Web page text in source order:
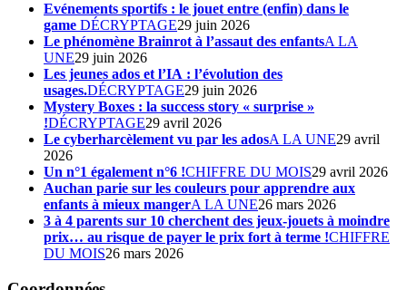
Evénements sportifs : le jouet entre (enfin) dans le
game DÉCRYPTAGE29 juin 2026
Le phénomène Brainrot à l’assaut des enfantsA LA
UNE29 juin 2026
Les jeunes ados et l’IA : l’évolution des
usages.DÉCRYPTAGE29 juin 2026
Mystery Boxes : la success story « surprise »
!DÉCRYPTAGE29 avril 2026
Le cyberharcèlement vu par les adosA LA UNE29 avril
2026
Un n°1 également n°6 !CHIFFRE DU MOIS29 avril 2026
Auchan parie sur les couleurs pour apprendre aux
enfants à mieux mangerA LA UNE26 mars 2026
3 à 4 parents sur 10 cherchent des jeux-jouets à moindre
prix… au risque de payer le prix fort à terme !CHIFFRE
DU MOIS26 mars 2026